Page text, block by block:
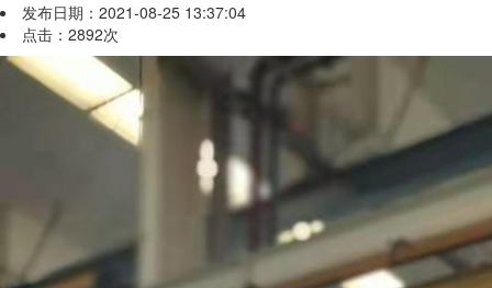
发布日期：2021-08-25 13:37:04
点击：2892次